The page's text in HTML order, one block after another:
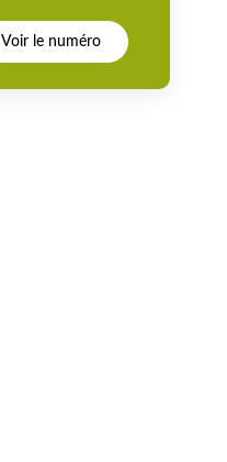
Voir le numéro